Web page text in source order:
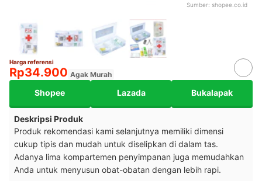
Sumber: shopee.co.id
Harga referensi
Rp34.900 Agak Murah
Shopee Lazada Bukalapak
Deskripsi Produk
Produk rekomendasi kami selanjutnya memiliki dimensi
cukup tipis dan mudah untuk diselipkan di dalam tas.
Adanya lima kompartemen penyimpanan juga memudahkan
Anda untuk menyusun obat-obatan dengan lebih rapi.